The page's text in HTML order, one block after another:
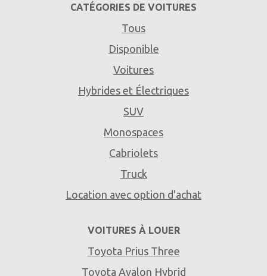
CATÉGORIES DE VOITURES
Tous
Disponible
Voitures
Hybrides et Électriques
SUV
Monospaces
Cabriolets
Truck
Location avec option d'achat
VOITURES À LOUER
Toyota Prius Three
Toyota Avalon Hybrid